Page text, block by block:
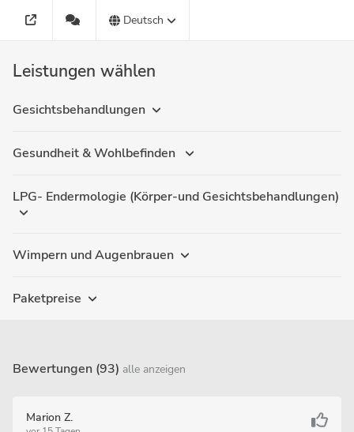
Deutsch
Leistungen wählen
Gesichtsbehandlungen
Gesundheit & Wohlbefinden
LPG- Endermologie (Körper-und Gesichtsbehandlungen)
Wimpern und Augenbrauen
Paketpreise
Bewertungen (93) alle anzeigen
Marion Z.